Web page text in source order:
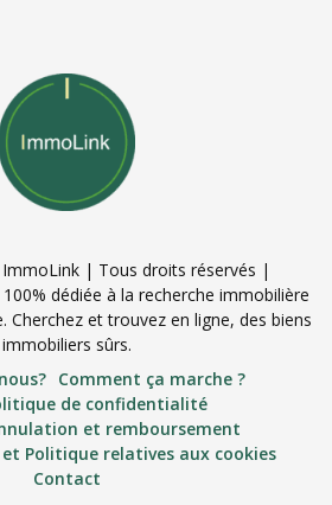
| Tous droits réservés |
dédiée à la recherche immobilière
Cherchez et trouvez en ligne, des biens
immobiliers sûrs.
Comment ça marche ?
de confidentialité
et remboursement
Politique relatives aux cookies
Contact